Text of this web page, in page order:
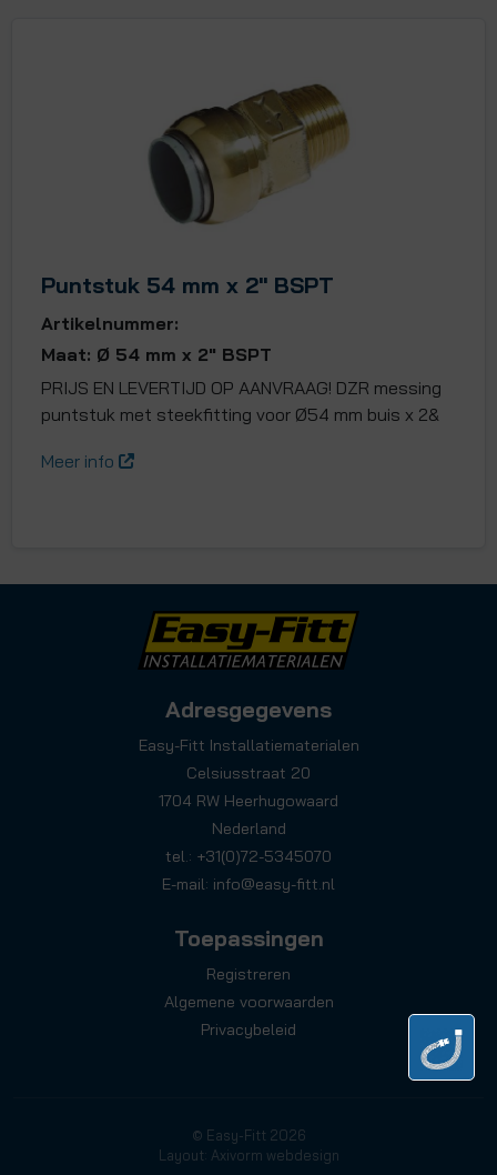
Puntstuk 54 mm x 2" BSPT
Artikelnummer:
Maat: Ø 54 mm x 2" BSPT
PRIJS EN LEVERTIJD OP AANVRAAG! DZR messing
puntstuk met steekfitting voor Ø54 mm buis x 2&
Meer info
Adresgegevens
Easy-Fitt Installatiematerialen
Celsiusstraat 20
1704 RW Heerhugowaard
Nederland
tel.: +31(0)72-5345070
E-mail: info@easy-fitt.nl
Toepassingen
Registreren
Algemene voorwaarden
Privacybeleid
© Easy-Fitt 2026
Layout: Axivorm webdesign